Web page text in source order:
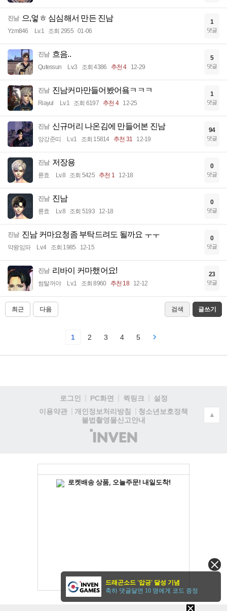
진남 으,엏ㅎ 심심해서 만든 진남
Yzm846 Lv.1 조회 2955 01-06
1
댓글
진남 흐음..
Qutessun Lv.3 조회 4386 추천 4 12-29
5
댓글
진남 진남커마만들어봤어욬ㅋㅋㅋ
Riayul Lv.1 조회 6197 추천 4 12-25
1
댓글
진남 신규머리 나온김에 만들어본 진남
앙강준띠 Lv.1 조회 15814 추천 31 12-19
94
댓글
진남 저장용
륜효 Lv.8 조회 5425 추천 1 12-18
0
댓글
진남 진남
륜효 Lv.8 조회 5193 12-18
0
댓글
진남 진남 커마요청좀 부탁드려도 될까요 ㅜㅜ
약왕임돠 Lv.4 조회 1985 12-15
0
댓글
진남 리바이 커마했어요!
썸탈꺼야 Lv.1 조회 8960 추천 18 12-12
23
댓글
최근 다음 검색 글쓰기
1 2 3 4 5
로그인 PC화면 퀵링크
설정
이용약관
개인정보처리방침
청소년보호정책
불법촬영물신고안내
(주)
인
▲
드래곤소드 '압긍' 달성 기념
축하 댓글달면 10 명에게 코드 증정